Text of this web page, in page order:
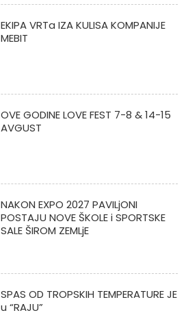
EKIPA VRTa IZA KULISA KOMPANIJE
MEBIT
OVE GODINE LOVE FEST 7-8 & 14-15
AVGUST
NAKON EXPO 2027 PAVILjONI
POSTAJU NOVE ŠKOLE i SPORTSKE
SALE ŠIROM ZEMLjE
SPAS OD TROPSKIH TEMPERATURE JE
u “RAJU”